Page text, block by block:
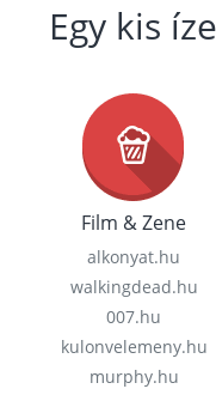
Egy kis
Film & Zene
alkonyat.hu
walkingdead.hu
007.hu
kulonvelemeny.hu
murphy.hu